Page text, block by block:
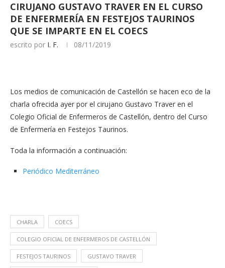
CIRUJANO GUSTAVO TRAVER EN EL CURSO
DE ENFERMERÍA EN FESTEJOS TAURINOS
QUE SE IMPARTE EN EL COECS
escrito por I. F. 08/11/2019
Los medios de comunicación de Castellón se hacen eco de la
charla ofrecida ayer por el cirujano Gustavo Traver en el
Colegio Oficial de Enfermeros de Castellón, dentro del Curso
de Enfermería en Festejos Taurinos.
Toda la información a continuación:
Periódico Mediterráneo
CHARLA COECS
COLEGIO OFICIAL DE ENFERMEROS DE CASTELLÓN
FESTEJOS TAURINOS GUSTAVO TRAVER